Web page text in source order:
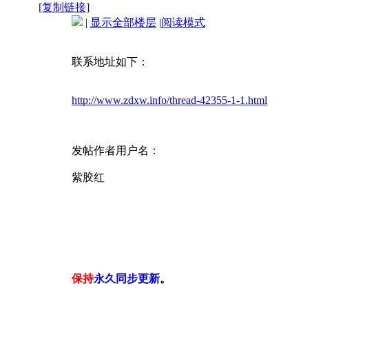
[复制链接]
| 显示全部楼层 |阅读模式
联系地址如下：
http://www.zdxw.info/thread-42355-1-1.html
发帖作者用户名：
紫胶红
保持永久同步更新。